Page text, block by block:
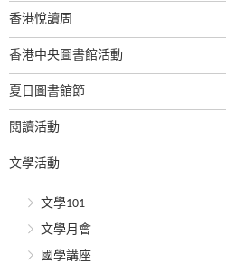
香港悅讀周
香港中央圖書館活動
夏日圖書館節
閱讀活動
文學活動
文學101
文學月會
國學講座